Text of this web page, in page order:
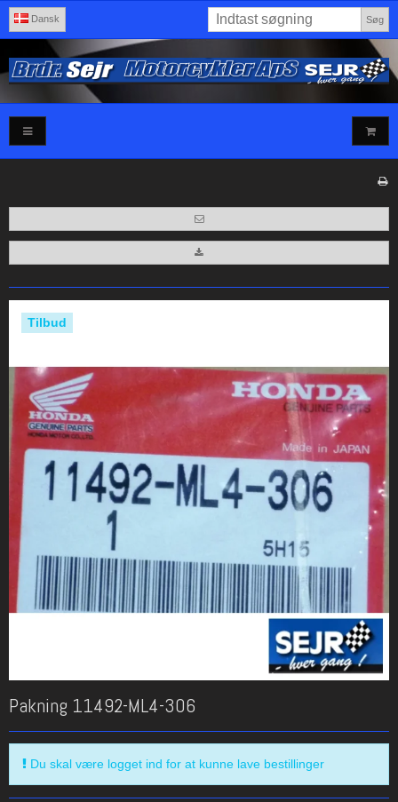
Dansk Søg
Tilbud
Pakning 11492-ML4-306
Du skal være logget ind for at kunne lave bestillinger